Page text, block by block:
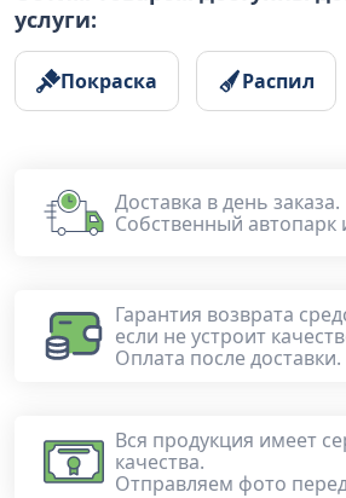
услуги:
Покраска Распил
Доставка в день заказа.
Собственный автопарк
Гарантия возврата
если не устроит
Оплата после доставки.
Вся продукция имеет
качества.
Отправляем фото